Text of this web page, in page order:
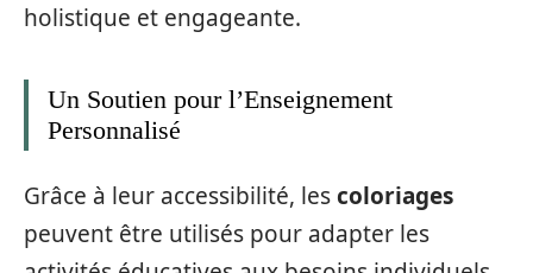
holistique et engageante.
Un Soutien pour l’Enseignement
Personnalisé
Grâce à leur accessibilité, lescoloriages
peuvent être utilisés pour adapter les